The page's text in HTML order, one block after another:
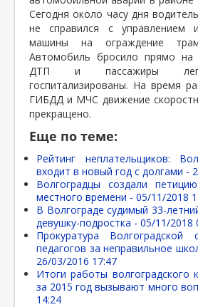
Сегодня около часу дня
не справился с управлением
машины на ограждение
Автомобиль бросило прямо на
ДТП и пассажиры
госпитализированы. На время
ГИБДД и МЧС движение
прекращено.
Еще по теме:
Рейтинг неплательщиков:
входит в новый год с долгами -
Волгоградцы создали
местного времени - 05/11/2018
В Волгограде судимый 33-
девушку-подростка - 05/11/2018
Прокуратура Волгоградской
педагогов за неправильное
26/03/2016 17:47
Итоги работы волгоградского
за 2015 год вызывают много
14:24